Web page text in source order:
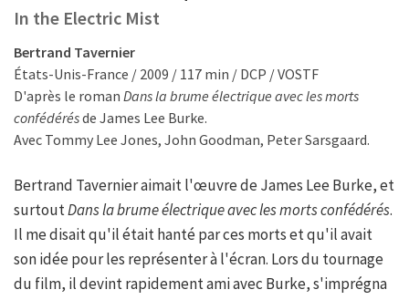
In the Electric Mist
Bertrand Tavernier
États-Unis-France / 2009 / 117 min / DCP / VOSTF
D'après le roman Dans la brume électrique avec les morts
confédérésde James Lee Burke.
Avec Tommy Lee Jones, John Goodman, Peter Sarsgaard.
Bertrand Tavernier aimait l'œuvre de James Lee Burke, et
surtoutDans la brume électrique avec les morts confédérés.
Il me disait qu'il était hanté par ces morts et qu'il avait
son idée pour les représenter à l'écran. Lors du tournage
du film, il devint rapidement ami avec Burke, s'imprégna